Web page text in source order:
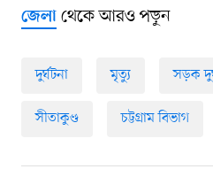
জেলাথেকে আরও পড়ুন
দুর্ঘটনা মৃত্যু সড়ক
সীতাকুণ্ড চট্টগ্রাম বিভাগ